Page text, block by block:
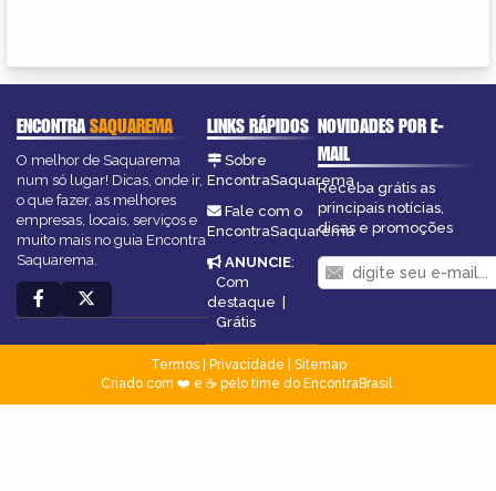
ENCONTRASAQUAREMA
O melhor de Saquarema
num só lugar! Dicas, onde ir,
o que fazer, as melhores
empresas, locais, serviços e
muito mais no guia Encontra
Saquarema.
LINKS RÁPIDOS
Sobre
EncontraSaquarema
Fale com o
EncontraSaquarema
ANUNCIE:
Com
destaque |
Grátis
NOVIDADES POR E-
MAIL
Receba grátis as
principais notícias,
dicas e promoções
Termos| Privacidade
Sitemap
Criado com ❤️ e ☕ pelo time do EncontraBrasil